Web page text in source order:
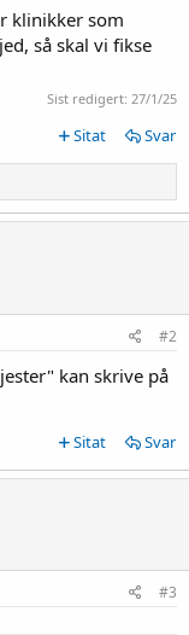
klinikker som
så skal vi fikse
Sist redigert: 27/1/25
Sitat Svar
#2
kan skrive på
Sitat Svar
#3